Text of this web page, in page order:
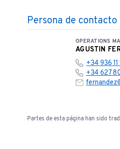
Persona de contacto
OPERATIONS
AGUSTIN
+34 936
+34 627
Partes de esta página han sido